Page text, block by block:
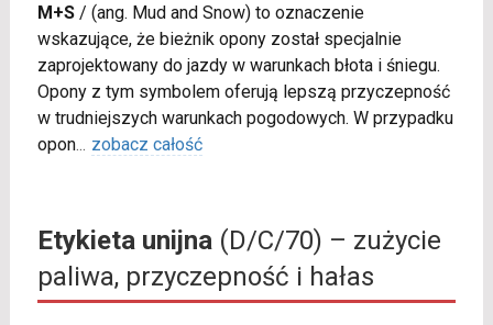
M+S/ (ang. Mud and Snow) to oznaczenie
wskazujące, że bieżnik opony został specjalnie
zaprojektowany do jazdy w warunkach błota i śniegu.
Opony z tym symbolem oferują lepszą przyczepność
w trudniejszych warunkach pogodowych. W przypadku
opon... zobacz całość
Etykieta unijna(D/C/70) – zużycie
paliwa, przyczepność i hałas